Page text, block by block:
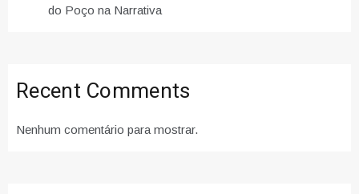
do Poço na Narrativa
Recent Comments
Nenhum comentário para mostrar.